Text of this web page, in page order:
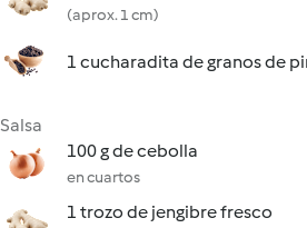
(aprox. 1 cm)
1 cucharadita de granos de
Salsa
100 g de cebolla
en cuartos
1 trozo de jengibre fresco